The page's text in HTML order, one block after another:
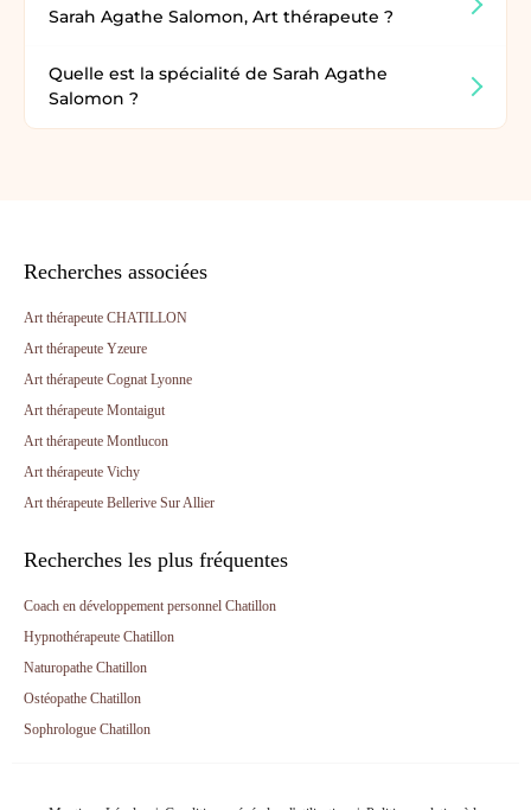
Sarah Agathe Salomon, Art thérapeute ?
Quelle est la spécialité de Sarah Agathe
Salomon ?
Recherches associées
Art thérapeute CHATILLON
Art thérapeute Yzeure
Art thérapeute Cognat Lyonne
Art thérapeute Montaigut
Art thérapeute Montlucon
Art thérapeute Vichy
Art thérapeute Bellerive Sur Allier
Recherches les plus fréquentes
Coach en développement personnel Chatillon
Hypnothérapeute Chatillon
Naturopathe Chatillon
Ostéopathe Chatillon
Sophrologue Chatillon